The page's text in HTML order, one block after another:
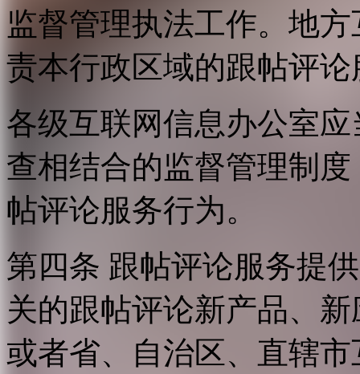
监督管理执法工作。地
责本行政区域的跟帖评
各级互联网信息办公室
查相结合的监督管理制
帖评论服务行为。
第四条 跟帖评论服务提
关的跟帖评论新产品、
或者省、自治区、直辖